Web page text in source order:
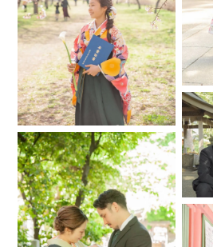
＊納品できるカット数は当日の撮影
をご了承下さい。
○データ破損による再納品には対応
す。
.
○色や明るさなど、レタッチのご希
了承ください。
.
○元データをお渡しする事は出来ま
◇◇◇注意事項◇◇◇